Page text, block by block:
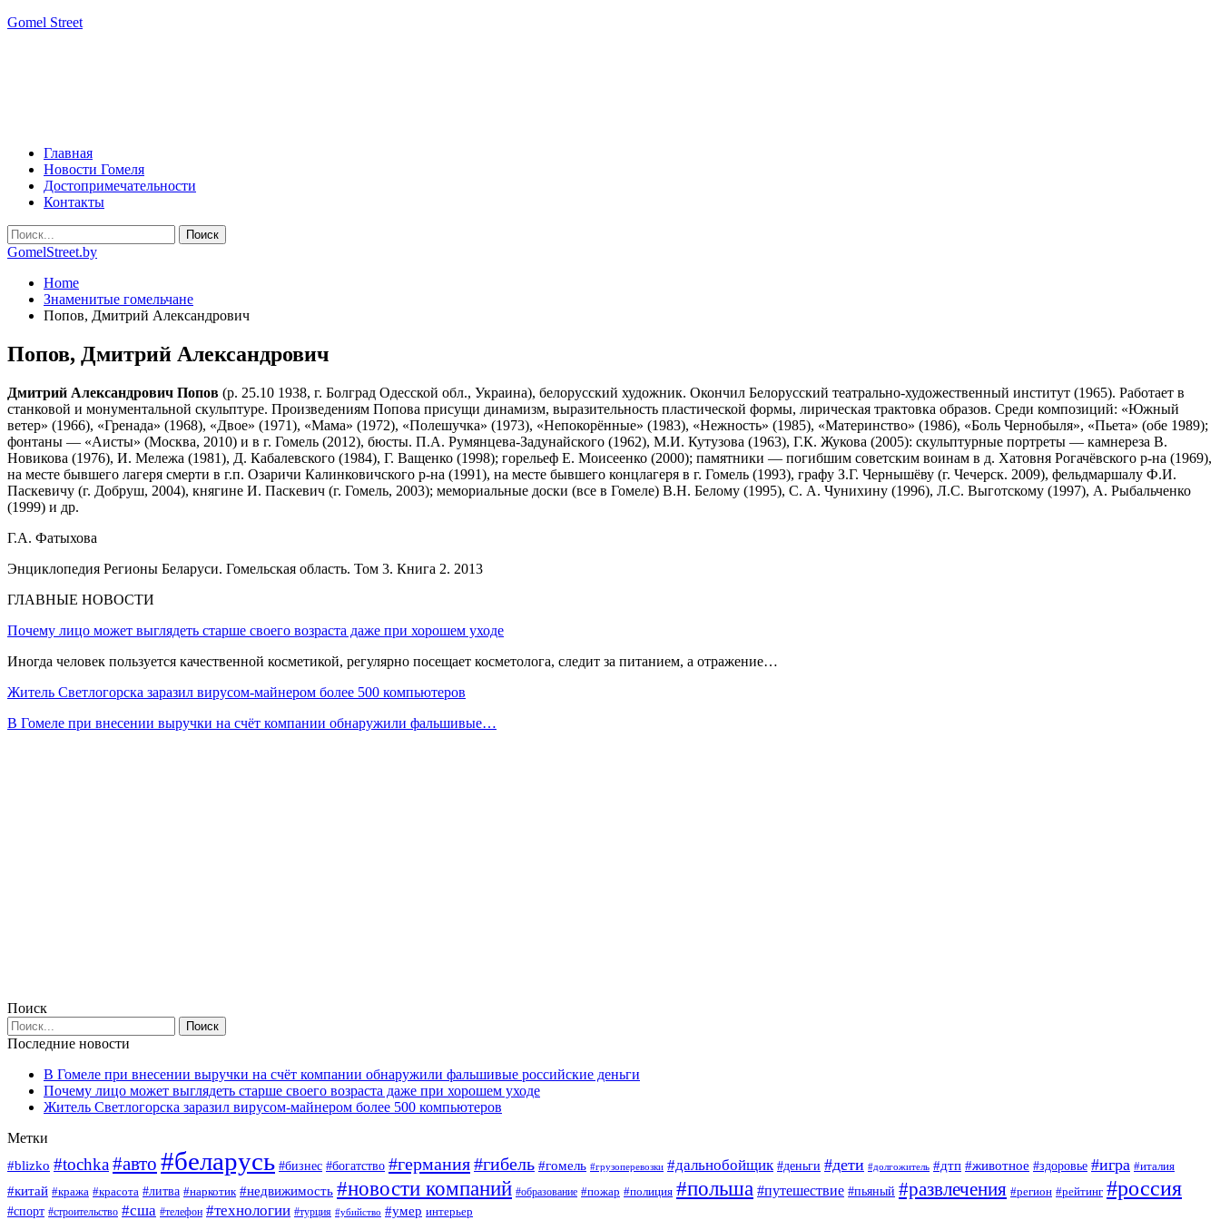
Gomel Street
Главная
Новости Гомеля
Достопримечательности
Контакты
GomelStreet.by
Home
Знаменитые гомельчане
Попов, Дмитрий Александрович
Попов, Дмитрий Александрович
Дмитрий Александрович Попов (р. 25.10 1938, г. Болград Одесской обл., Украина), белорусский художник. Окончил Белорусский театрально-художественный институт (1965). Работает в
станковой и монументальной скульптуре. Произведениям Попова присущи динамизм, выразительность пластической формы, лирическая трактовка образов. Среди композиций: «Южный
ветер» (1966), «Гренада» (1968), «Двое» (1971), «Мама» (1972), «Полешучка» (1973), «Непокорённые» (1983), «Нежность» (1985), «Материнство» (1986), «Боль Чернобыля», «Пьета» (обе 1989);
фонтаны — «Аисты» (Москва, 2010) и в г. Гомель (2012), бюсты. П.А. Румянцева-Задунайского (1962), М.И. Кутузова (1963), Г.К. Жукова (2005): скульптурные портреты — камнереза В.
Новикова (1976), И. Мележа (1981), Д. Кабалевского (1984), Г. Ващенко (1998); горельеф Е. Моисеенко (2000); памятники — погибшим советским воинам в д. Хатовня Рогачёвского р-на (1969),
на месте бывшего лагеря смерти в г.п. Озаричи Калинковичского р-на (1991), на месте бывшего концлагеря в г. Гомель (1993), графу З.Г. Чернышёву (г. Чечерск. 2009), фельдмаршалу Ф.И.
Паскевичу (г. Добруш, 2004), княгине И. Паскевич (г. Гомель, 2003); мемориальные доски (все в Гомеле) В.Н. Белому (1995), С. А. Чунихину (1996), Л.С. Выготскому (1997), А. Рыбальченко
(1999) и др.
Г.А. Фатыхова
Энциклопедия Регионы Беларуси. Гомельская область. Том 3. Книга 2. 2013
ГЛАВНЫЕ НОВОСТИ
Почему лицо может выглядеть старше своего возраста даже при хорошем уходе
Иногда человек пользуется качественной косметикой, регулярно посещает косметолога, следит за питанием, а отражение…
Житель Светлогорска заразил вирусом-майнером более 500 компьютеров
В Гомеле при внесении выручки на счёт компании обнаружили фальшивые…
Поиск
Последние новости
В Гомеле при внесении выручки на счёт компании обнаружили фальшивые российские деньги
Почему лицо может выглядеть старше своего возраста даже при хорошем уходе
Житель Светлогорска заразил вирусом-майнером более 500 компьютеров
Метки
#blizko #tochka#авто #беларусь #бизнес #богатство #германия#гибель #гомель #грузоперевозки #дальнобойщик #деньги #дети #долгожитель #дтп #животное #здоровье #игра #италия
#китай #кража #красота #литва #наркотик #недвижимость #новости компаний #образование #пожар #полиция #польша #путешествие #пьяный #развлечения #регион #рейтинг #россия
#спорт #строительство #сша #телефон #технологии #турция #убийство #умер интерьер